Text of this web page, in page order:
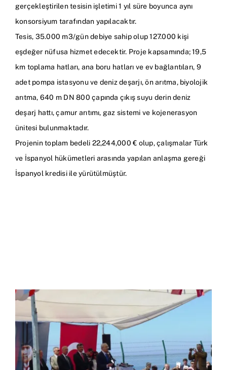
gerçekleştirilen tesisin işletimi 1 yıl süre boyunca aynı
konsorsiyum tarafından yapılacaktır.
Tesis, 35.000 m3/gün debiye sahip olup 127.000 kişi
eşdeğer nüfusa hizmet edecektir. Proje kapsamında; 19,5
km toplama hatları, ana boru hatları ve ev bağlantıları, 9
adet pompa istasyonu ve deniz deşarjı, ön arıtma, biyolojik
arıtma, 640 m DN 800 çapında çıkış suyu derin deniz
deşarj hattı, çamur arıtımı, gaz sistemi ve kojenerasyon
ünitesi bulunmaktadır.
Projenin toplam bedeli 22,244,000 € olup, çalışmalar Türk
ve İspanyol hükümetleri arasında yapılan anlaşma gereği
İspanyol kredisi ile yürütülmüştür.